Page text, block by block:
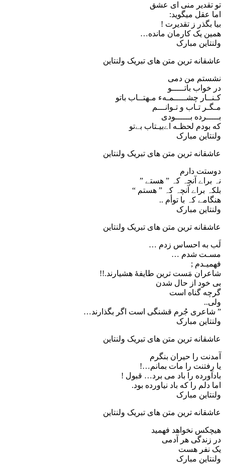
تو تقدیر منی ای عشق
اما عقل میگوید:
بیا بگذر ز تقدیرت !
همین یک کارمان مانده…
ولنتاین مبارک
عاشقانه ترین متن های تبریک ولنتاین
نشستم من دمی
در خواب باتـــــو
کـنــار چشـــــمـهء مـهتــاب باتو
مـگـر تـاب و تـوانـــم
بـــــرده بــــــودی
که بودم لحظـه اےبیـتاب بےتو
ولنتاین مبارک
عاشقانه ترین متن های تبریک ولنتاین
دوستت دارم ‏
نہ براے آنچہ کہ ” هستے ” ‏
بلکہ براے آنچہ کہ ” هستم “
هنگامے کہ با توأم ..
ولنتاین مبارک
عاشقانه ترین متن های تبریک ولنتاین
لَب به احساس زدم …
مسـت شدم …
فهمیـدم ;
شاعران مَست ترین طایفهٔ هشیارند.!!
بی خود از حال شدن
گرچه گناه است
ولی..
” شاعری جُرم قشنگی است اگر بگذارند…
ولنتاین مبارک
عاشقانه ترین متن های تبریک ولنتاین
آمدنت را حیران بنگرم
یا رفتنت را مات بمانم…!
بادآورده را باد می برد… قبول !
اما دلم را که باد نیاورده بود.
ولنتاین مبارک
عاشقانه ترین متن های تبریک ولنتاین
هیچکس نخواهد فهمید
در زندگی هر آدمی
یک نفر هست
ولنتاین مبارک